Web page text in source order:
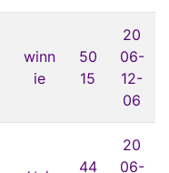
winn
ie
50
15
20
06-
12-
06
44
20
06-